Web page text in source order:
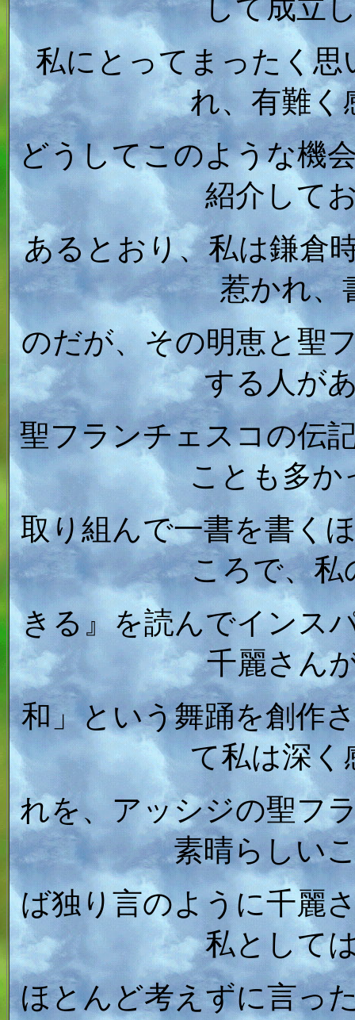
して成立
私にとってまったく
れ、有難く
どうしてこのような機
紹介して
あるとおり、私は鎌倉
惹かれ、
のだが、その明恵と聖
する人が
聖フランチェスコの伝
ことも多か
取り組んで一書を書く
ころで、
きる』を読んでインス
千麗さん
和」という舞踊を創作
て私は深く
れを、アッシジの聖フ
素晴らしい
ば独り言のように千麗
私として
ほとんど考えずに言っ